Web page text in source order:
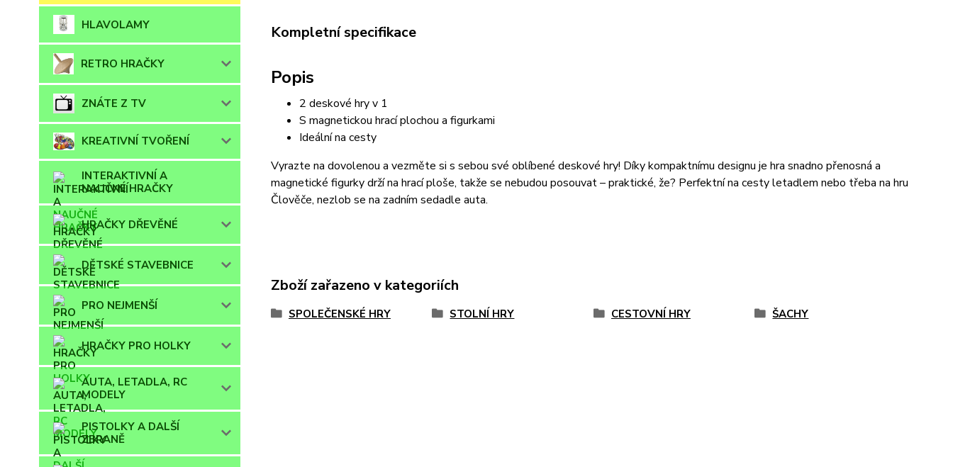
HLAVOLAMY
RETRO HRAČKY
ZNÁTE Z TV
KREATIVNÍ TVOŘENÍ
INTERAKTIVNÍ A
NAUČNÉ HRAČKY
HRAČKY DŘEVĚNÉ
DĚTSKÉ STAVEBNICE
PRO NEJMENŠÍ
HRAČKY PRO HOLKY
AUTA, LETADLA, RC
MODELY
PISTOLKY A DALŠÍ
ZBRANĚ
Kompletní specifikace
Popis
2 deskové hry v 1
S magnetickou hrací plochou a figurkami
Ideální na cesty
Vyrazte na dovolenou a vezměte si s sebou své oblíbené deskové hry! Díky kompaktnímu designu je hra snadno přenosná a
magnetické figurky drží na hrací ploše, takže se nebudou posouvat – praktické, že? Perfektní na cesty letadlem nebo třeba na hru
Člověče, nezlob se na zadním sedadle auta.
Zboží zařazeno v kategoriích
SPOLEČENSKÉ HRY STOLNÍ HRY CESTOVNÍ HRY ŠACHY